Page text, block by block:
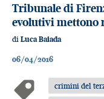
Tribunale di
evolutivi mettono
di Luca Baiada
06/04/2016
crimini del